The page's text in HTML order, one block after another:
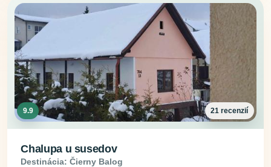
9.9 21 recenzií
Chalupa u susedov
Destinácia: Čierny Balog